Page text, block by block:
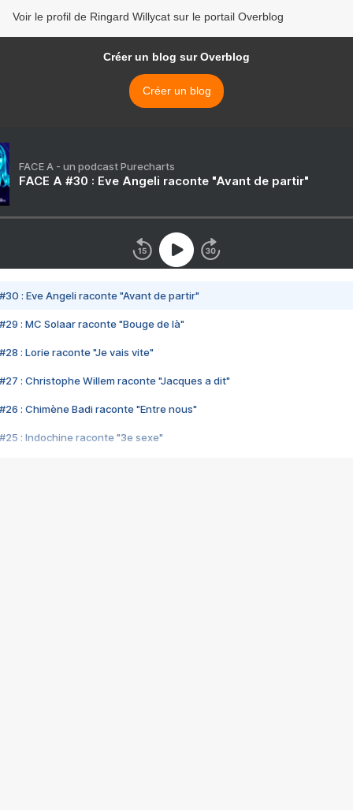
Voir le profil de Ringard Willycat sur le portail Overblog
Créer un blog sur Overblog
Créer un blog
FACE A - un podcast Purecharts
FACE A #30 : Eve Angeli raconte "Avant de partir"
#30 : Eve Angeli raconte "Avant de partir"
#29 : MC Solaar raconte "Bouge de là"
#28 : Lorie raconte "Je vais vite"
#27 : Christophe Willem raconte "Jacques a dit"
#26 : Chimène Badi raconte "Entre nous"
#25 : Indochine raconte "3e sexe"